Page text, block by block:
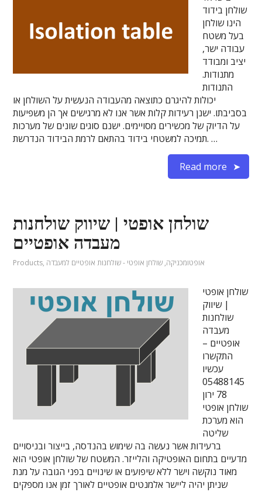
שולחן בידוד
הינו שולחן
בעל משטח
עבודה ישר,
יציב ומבודד
מתנודות.
התנודות
יכולות להיגרם כתוצאה מהעבודה הנעשית על השולחן או
בסביבתו. ישנן רעידות קלות אשר אנו לא מרגישים אך הן משפיעות
על הדיוק של מכשירים מסויימים. ישנם סוגים שונים של מערכות
תמיכה למשטחי בידוד בהתאם לרמת הבידוד הנדרשת. …
Read more
שולחן אופטי | שיווק שולחנות
מעבדה אופטיים
Products, אופטומכניקה, שולחן אופטי - שולחנות אופטיים למעבדה
שולחן אופטי
| שיווק
שולחנות
מעבדה
אופטיים –
התקשרו
עכשיו
05488145
78 ירון
שולחן אופטי
הוא מערכת
שליטה
ברעידות אשר נעשה בה שימוש בהנדסה, בייצור ובניסויים
מדעיים בתחום האופטיקה והלייזר. המשטח של שולחן אופטי הוא
מאוד נוקשה וישר ללא שיפועים או שינויים בפני הגובה על מנת
שניתן יהיה ליישר אלמנטים אופטיים לאורך זמן אנו מספקים